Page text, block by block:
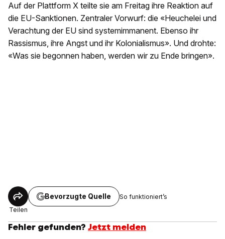
Auf der Plattform X teilte sie am Freitag ihre Reaktion auf
die EU-Sanktionen. Zentraler Vorwurf: die «Heuchelei und
Verachtung der EU sind systemimmanent. Ebenso ihr
Rassismus, ihre Angst und ihr Kolonialismus». Und drohte:
«Was sie begonnen haben, werden wir zu Ende bringen».
Teilen
Bevorzugte Quelle So funktioniert’s
Fehler gefunden? Jetzt melden